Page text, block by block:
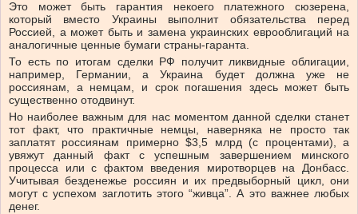
Это может быть гарантия некоего платежного сюзерена,
который вместо Украины выполнит обязательства перед
Россией, а может быть и замена украинских еврооблигаций на
аналогичные ценные бумаги страны-гаранта.
То есть по итогам сделки РФ получит ликвидные облигации,
например, Германии, а Украина будет должна уже не
россиянам, а немцам, и срок погашения здесь может быть
существенно отодвинут.
Но наиболее важным для нас моментом данной сделки станет
тот факт, что практичные немцы, наверняка не просто так
заплатят россиянам примерно $3,5 млрд (с процентами), а
увяжут данный факт с успешным завершением минского
процесса или с фактом введения миротворцев на Донбасс.
Учитывая безденежье россиян и их предвыборный цикл, они
могут с успехом заглотить этого “живца”. А это важнее любых
денег.